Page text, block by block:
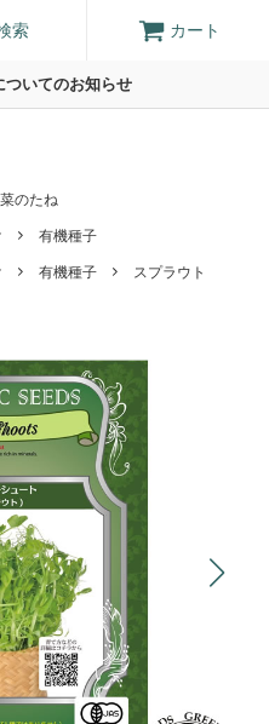
ついてのお知らせ
索 カート
のたね
有機種子
有機種子 スプラウト